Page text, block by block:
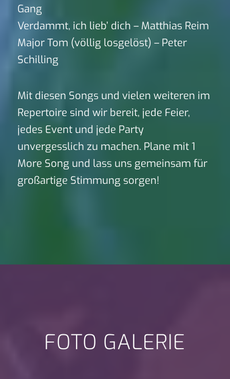
Gang
Verdammt, ich lieb’ dich – Matthias Reim
Major Tom (völlig losgelöst) – Peter
Schilling
Mit diesen Songs und vielen weiteren im
Repertoire sind wir bereit, jede Feier,
jedes Event und jede Party
unvergesslich zu machen. Plane mit 1
More Song und lass uns gemeinsam für
großartige Stimmung sorgen!
FOTO GALERIE